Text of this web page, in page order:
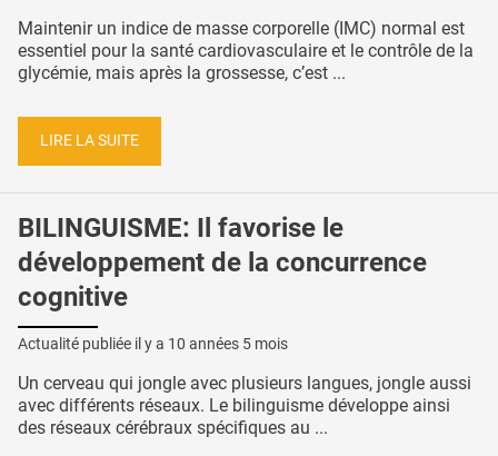
Maintenir un indice de masse corporelle (IMC) normal est
essentiel pour la santé cardiovasculaire et le contrôle de la
glycémie, mais après la grossesse, c’est ...
LIRE LA SUITE
BILINGUISME: Il favorise le
développement de la concurrence
cognitive
Actualité publiée il y a 10 années 5 mois
Un cerveau qui jongle avec plusieurs langues, jongle aussi
avec différents réseaux. Le bilinguisme développe ainsi
des réseaux cérébraux spécifiques au ...